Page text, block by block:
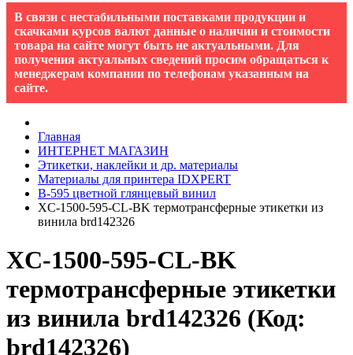
В связи с нестабильными поставками продукции и
скачками курсов валют данные о наличии и стоимости
товара на сайте могут быть не актуальными. Для
получения актуальных сведений просим обращаться к
менеджерам компании по телефонам указанным на
сайте.
Главная
ИНТЕРНЕТ МАГАЗИН
Этикетки, наклейки и др. материалы
Материалы для принтера IDXPERT
B-595 цветной глянцевый винил
XC-1500-595-CL-BK термотрансферные этикетки из
винила brd142326
XC-1500-595-CL-BK
термотрансферные этикетки
из винила brd142326 (Код:
brd142326)